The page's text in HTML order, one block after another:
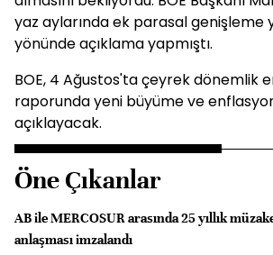
yaz aylarında ek parasal genişleme
yönünde açıklama yapmıştı.
BOE, 4 Ağustos'ta çeyrek dönemlik
raporunda yeni büyüme ve
açıklayacak.
Öne Çıkanlar
AB ile MERCOSUR arasında 25 yıllık
anlaşması imzalandı